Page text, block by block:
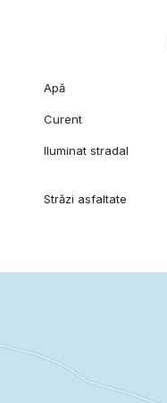
Apă
Curent
Iluminat stradal
Străzi asfaltate